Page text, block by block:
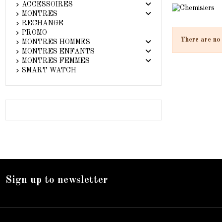
There are
ACCESSOIRES
MONTRES
RECHANGE
PROMO
MONTRES HOMMES
MONTRES ENFANTS
MONTRES FEMMES
SMART WATCH
Sign up to newsletter